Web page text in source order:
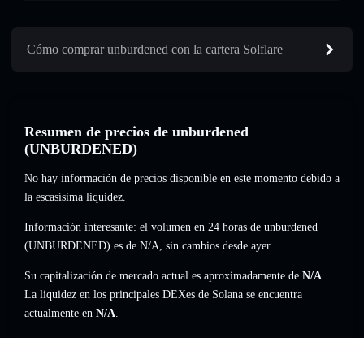
Cómo comprar unburdened con la cartera Solflare
Resumen de precios de unburdened
(UNBURDENED)
No hay información de precios disponible en este momento debido a
la escasísima liquidez.
Información interesante: el volumen en 24 horas de unburdened
(UNBURDENED) es de N/A, sin cambios desde ayer.
Su capitalización de mercado actual es aproximadamente de N/A.
La liquidez en los principales DEXes de Solana se encuentra
actualmente en N/A.